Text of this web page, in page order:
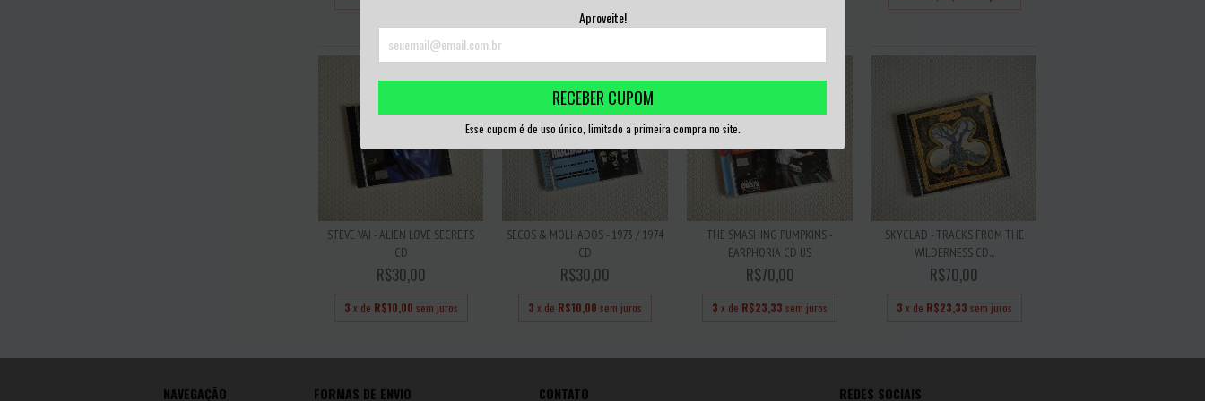
Aproveite!
RECEBER CUPOM
Esse cupom é de uso único, limitado a primeira compra no site.
R$50,00 sem juros
STEVE VAI - ALIEN LOVE SECRETS
CD
R$30,00
3 x de R$10,00 sem juros
SECOS & MOLHADOS - 1973 / 1974
CD
R$30,00
3 x de R$10,00 sem juros
THE SMASHING PUMPKINS -
EARPHORIA CD US
R$70,00
3 x de R$23,33 sem juros
SKYCLAD - TRACKS FROM THE
WILDERNESS CD...
R$70,00
3 x de R$23,33 sem juros
NAVEGAÇÃO FORMAS DE ENVIO CONTATO REDES SOCIAIS